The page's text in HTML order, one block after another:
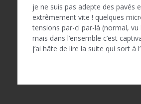
je ne suis pas adepte des pavés
extrêmement vite ! quelques
tensions par-ci par-là (normal, vu
mais dans l’ensemble c’est
j’ai hâte de lire la suite qui sort à